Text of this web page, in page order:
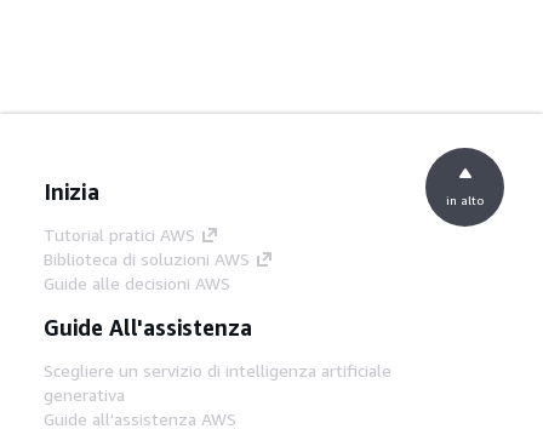
Inizia
Tutorial pratici AWS
Biblioteca di soluzioni AWS
Guide alle decisioni AWS
Guide All'assistenza
Scegliere un servizio di intelligenza artificiale
generativa
Guide all'assistenza AWS
in alto